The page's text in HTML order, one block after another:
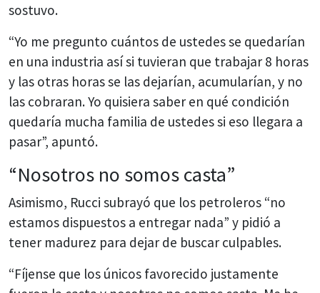
sostuvo.
“Yo me pregunto cuántos de ustedes se quedarían
en una industria así si tuvieran que trabajar 8 horas
y las otras horas se las dejarían, acumularían, y no
las cobraran. Yo quisiera saber en qué condición
quedaría mucha familia de ustedes si eso llegara a
pasar”, apuntó.
“Nosotros no somos casta”
Asimismo, Rucci subrayó que los petroleros “no
estamos dispuestos a entregar nada” y pidió a
tener madurez para dejar de buscar culpables.
“Fíjense que los únicos favorecido justamente